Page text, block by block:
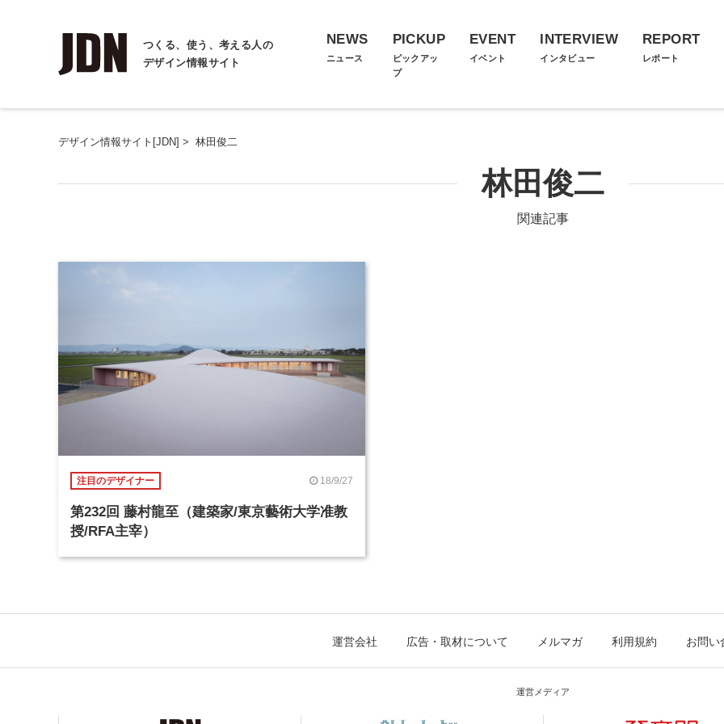
つくる、使う、考える人の
デザイン情報サイト
NEWS
ニュース
PICKUP
ピックアッ
プ
EVENT
イベント
INTERVIEW
インタビュー
REPORT
レポート
デザイン情報サイト[JDN] > 林田俊二
林田俊二
関連記事
注目のデザイナー 18/9/27
第232回 藤村龍至（建築家/東京藝術大学准教
授/RFA主宰）
運営会社 広告・取材について メルマガ 利用規約 お問い
運営メディア